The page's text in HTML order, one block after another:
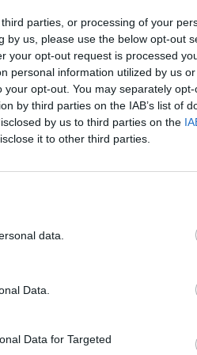
parties, or processing of your
by us, please use the below opt-out
your opt-out request is processed
personal information utilized by us
opt-out. You may separately
by third parties on the IAB’s list of
by us to third parties on the
it to other third parties.
data.
Data.
Data for Targeted
come a fronte di
quindi al
i decessi
di 1,2 su 10 mila.
cominciato
da
primi giorni.
fornitura per
hanno parlato di
iniquo ai